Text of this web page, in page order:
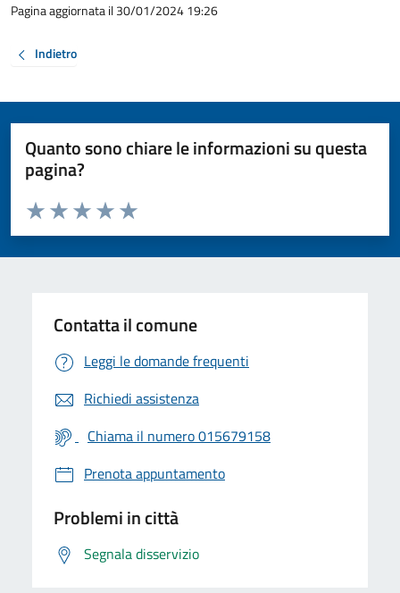
Pagina aggiornata il 30/01/2024 19:26
Indietro
Quanto sono chiare le informazioni su questa
pagina?
Valuta da 1 a 5 stelle la pagina
Valuta 5 stelle su 5
Valuta 4 stelle su 5
Valuta 3 stelle su 5
Valuta 2 stelle su 5
Valuta 1 stelle su 5
Contatta il comune
Leggi le domande frequenti
Richiedi assistenza
Chiama il numero 015679158
Prenota appuntamento
Problemi in città
Segnala disservizio